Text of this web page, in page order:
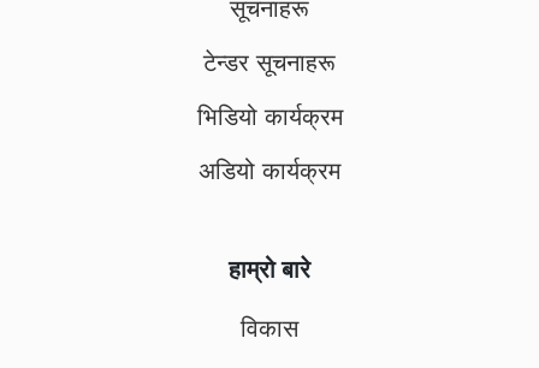
सूचनाहरू
टेन्डर सूचनाहरू
भिडियो कार्यक्रम
अडियो कार्यक्रम
हाम्रो बारे
विकास